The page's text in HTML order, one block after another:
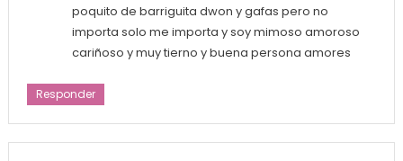
poquito de barriguita dwon y gafas pero no
importa solo me importa y soy mimoso amoroso
cariñoso y muy tierno y buena persona amores
Responder